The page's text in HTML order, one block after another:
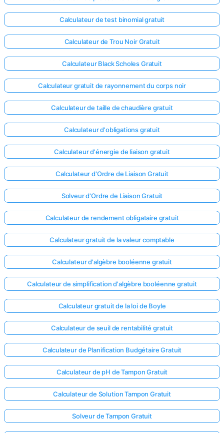
Calculateur de test binomial gratuit
Calculateur de Trou Noir Gratuit
Calculateur Black Scholes Gratuit
Calculateur gratuit de rayonnement du corps noir
Calculateur de taille de chaudière gratuit
Calculateur d'obligations gratuit
Calculateur d'énergie de liaison gratuit
Calculateur d'Ordre de Liaison Gratuit
Solveur d'Ordre de Liaison Gratuit
Calculateur de rendement obligataire gratuit
Calculateur gratuit de la valeur comptable
Calculateur d'algèbre booléenne gratuit
Calculateur de simplification d'algèbre booléenne gratuit
Calculateur gratuit de la loi de Boyle
Calculateur de seuil de rentabilité gratuit
Calculateur de Planification Budgétaire Gratuit
Calculateur de pH de Tampon Gratuit
Calculateur de Solution Tampon Gratuit
Solveur de Tampon Gratuit